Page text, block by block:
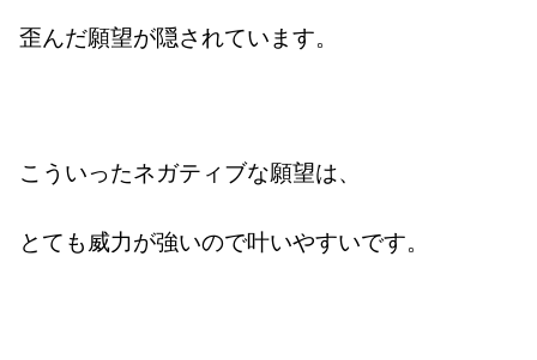
歪んだ願望が隠されています。
こういったネガティブな願望は、
とても威力が強いので叶いやすいです。